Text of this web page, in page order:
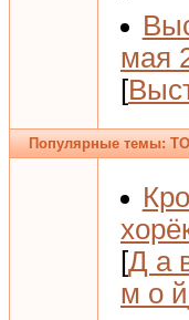
мая
[
Популярные темы:
[Д а
м о